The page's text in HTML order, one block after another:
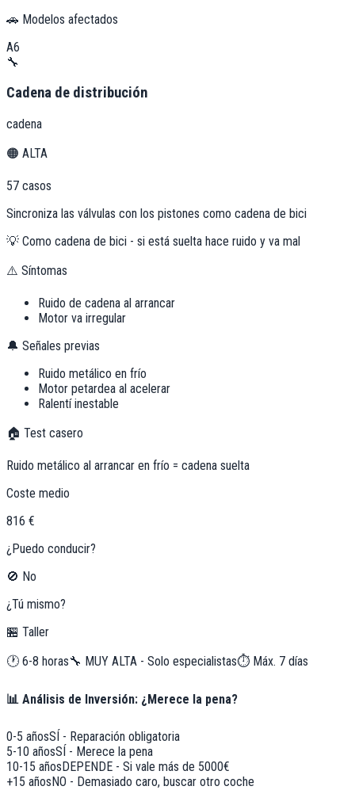
🚗 Modelos afectados
A6
🔧
Cadena de distribución
cadena
🟠 ALTA
57 casos
Sincroniza las válvulas con los pistones como cadena de bici
💡 Como cadena de bici - si está suelta hace ruido y va mal
⚠️ Síntomas
Ruido de cadena al arrancar
Motor va irregular
🔔 Señales previas
Ruido metálico en frío
Motor petardea al acelerar
Ralentí inestable
🏠 Test casero
Ruido metálico al arrancar en frío = cadena suelta
Coste medio
816 €
¿Puedo conducir?
🚫 No
¿Tú mismo?
🏪 Taller
🕐 6-8 horas🔧 MUY ALTA - Solo especialistas⏱️ Máx. 7 días
📊 Análisis de Inversión: ¿Merece la pena?
0-5 añosSÍ - Reparación obligatoria
5-10 añosSÍ - Merece la pena
10-15 añosDEPENDE - Si vale más de 5000€
+15 añosNO - Demasiado caro, buscar otro coche